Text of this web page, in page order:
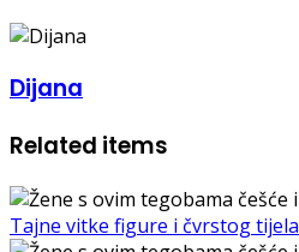
Dijana
Related items
Tajne vitke figure i čvrstog tijela